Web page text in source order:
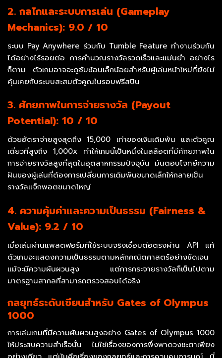
2. กลไกและระบบการเล่น (Gameplay
Mechanics): 9.0 / 10
ระบบ Pay Anywhere ร่วมกับ Tumble Feature ทำงานร่วมกัน
ได้อย่างไร้รอยต่อ การคำนวณรางวัลรวดเร็วและแม่นยำ อย่างไร
ก็ตาม ตัวเกมอาจจะดูซับซ้อนเล็กน้อยสำหรับผู้เล่นหน้าใหม่ที่ยังไม่
คุ้นเคยกับระบบสะสมตัวคูณในรอบฟรีสปิน
3. ศักยภาพในการจ่ายรางวัล (Payout
Potential): 10 / 10
ด้วยอัตราจ่ายสูงสุดถึง 15,000 เท่าของเงินเดิมพัน และตัวคูณ
เดี่ยวที่สูงถึง 1,000x ทำให้เกมนี้เป็นหนึ่งในสล็อตที่มีศักยภาพใน
การจ่ายรางวัลสูงที่สุดในอุตสาหกรรมปัจจุบัน มันตอบโจทย์ความ
ฝันของผู้เล่นที่ต้องการเปลี่ยนการเดิมพันขนาดเล็กให้กลายเป็น
รางวัลแจ็กพอตขนาดใหญ่
4. ความคุ้มค่าและความเป็นธรรม (Fairness &
Value): 9.2 / 10
เมื่อเล่นผ่านแพลตฟอร์มที่ใช้ระบบจริงเชื่อมต่อตรงผ่าน API แท้
ตัวเกมจะแสดงความเป็นธรรมตามหลักคณิตศาสตร์อย่างชัดเจน
แม้จะมีความผันผวนสูง แต่การกระจายรางวัลก็เป็นไปตาม
มาตรฐานสากลที่สามารถตรวจสอบได้จริง
กลยุทธ์ระดับเซียนสำหรับ Gates of Olympus
1000
การเล่นเกมที่มีความผันผวนสูงอย่าง Gates of Olympus 1000
ให้ประสบความสำเร็จนั้น ไม่ใช่เรื่องของการพึ่งพาดวงชะตาเพียง